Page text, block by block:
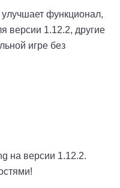
функционал,
версии 1.12.2, другие
игре без
на версии 1.12.2.